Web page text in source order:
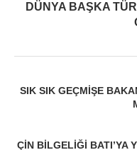
DÜNYA BAŞKA
SIK SIK GEÇMIŞE
ÇIN BILGELIĞI BATI’YA